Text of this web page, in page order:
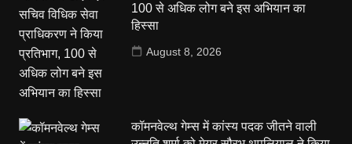
100 से अधिक लोग बने इस अभियान का
हिस्सा
August 8, 2026
कॉमनवेल्थ गेम्स में कांस्य पदक जीतने वाली